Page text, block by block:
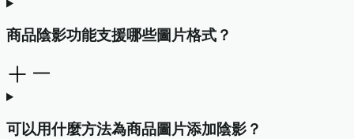
商品陰影功能支援哪些圖片格式？
可以用什麼方法為商品圖片添加陰影？